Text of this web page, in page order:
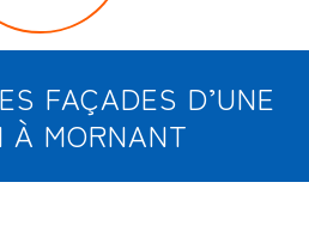
FAÇADES D’UNE
À MORNANT